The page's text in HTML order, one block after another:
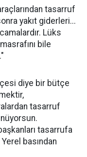
tasarruf
yakıt giderleri...
Lüks
bile
diye bir bütçe
tasarruf
tasarrufa
basından